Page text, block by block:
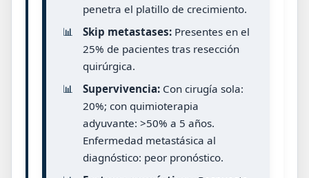
penetra el platillo de crecimiento.
📊
Skip metastases:Presentes en el
25% de pacientes tras resección
quirúrgica.
📊
Supervivencia:Con cirugía sola:
20%; con quimioterapia
adyuvante: >50% a 5 años.
Enfermedad metastásica al
diagnóstico: peor pronóstico.